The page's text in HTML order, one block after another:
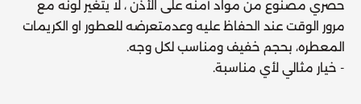
حصري مصنوع من مواد آمنه على الأذن ، لا يتغير لونه مع
مرور الوقت عند الحفاظ عليه وعدمتعرضه للعطور او الكريمات
المعطره، بحجم خفيف ومناسب لكل وجه.
- خيار مثالي لأي مناسبة.